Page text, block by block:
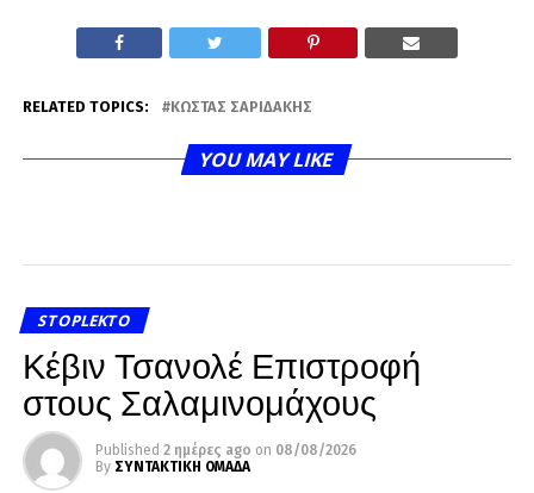
RELATED TOPICS: ΚΏΣΤΑΣ ΣΑΡΙΔΆΚΗΣ
YOU MAY LIKE
STOPLEKTO
Κέβιν Τσανολέ Επιστροφή
στους Σαλαμινομάχους
Published 2 ημέρες ago on 08/08/2026
By ΣΥΝΤΑΚΤΙΚΗ ΟΜΑΔΑ